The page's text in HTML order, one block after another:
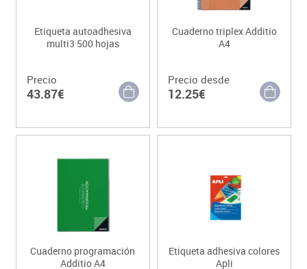
Etiqueta autoadhesiva
multi3 500 hojas
Precio
43.87€
Cuaderno triplex Additio
A4
Precio desde
12.25€
Cuaderno programación
Additio A4
Etiqueta adhesiva colores
Apli